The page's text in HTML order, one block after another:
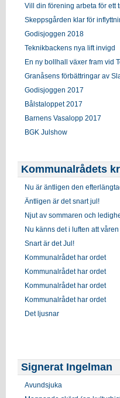
Vill din förening arbeta för ett
Skeppsgården klar för
Godisjoggen 2018
Teknikbackens nya lift invigd
En ny bollhall växer fram vid
Granåsens förbättringar av
Godisjoggen 2017
Bålstaloppet 2017
Barnens Vasalopp 2017
BGK Julshow
Kommunalrådets
Nu är äntligen den
Äntligen är det snart jul!
Njut av sommaren och
Nu känns det i luften att
Snart är det Jul!
Kommunalrådet har ordet
Kommunalrådet har ordet
Kommunalrådet har ordet
Kommunalrådet har ordet
Det ljusnar
Signerat Ingelman
Avundsjuka